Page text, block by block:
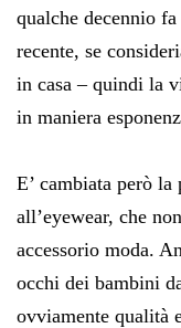
qualche decennio
recente, se
in casa – quindi la
in maniera
E’ cambiata però
all’eyewear, che
accessorio moda.
occhi dei bambini
ovviamente qualità